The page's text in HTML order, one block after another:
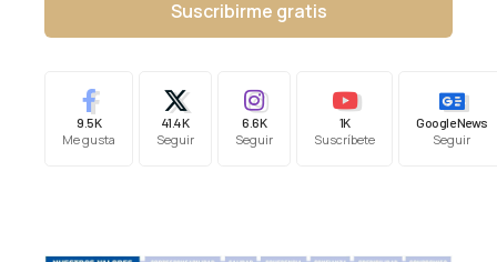
Suscribirme gratis
9.5K
Me gusta
41.4K
Seguir
6.6K
Seguir
1K
Suscríbete
Google News
Seguir